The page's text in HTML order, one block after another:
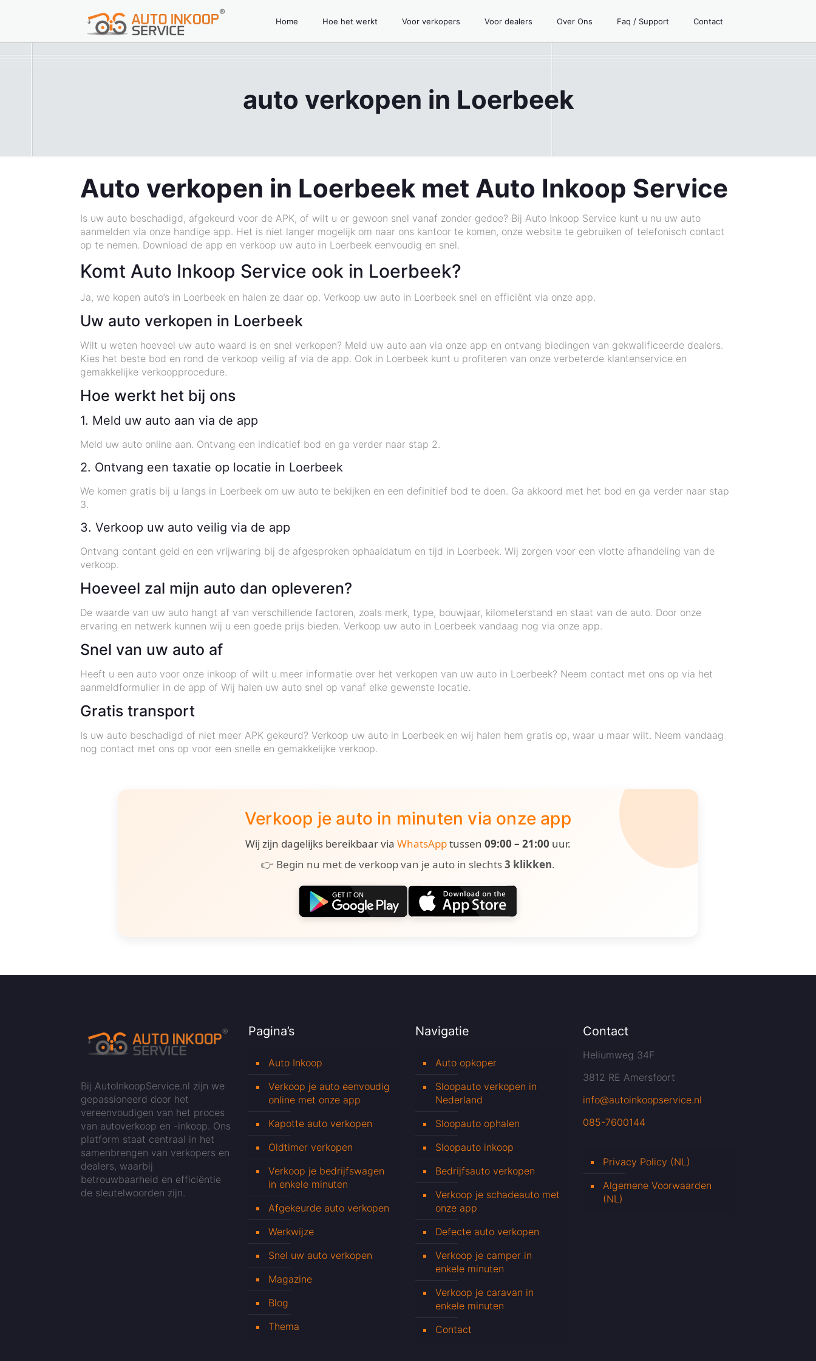
Home Hoe het werkt Voor verkopers Voor dealers Over Ons Faq / Support Contact
auto verkopen in Loerbeek
Auto verkopen in Loerbeek met Auto Inkoop Service
Is uw auto beschadigd, afgekeurd voor de APK, of wilt u er gewoon snel vanaf zonder gedoe? Bij Auto Inkoop Service kunt u nu uw auto
aanmelden via onze handige app. Het is niet langer mogelijk om naar ons kantoor te komen, onze website te gebruiken of telefonisch contact
op te nemen. Download de app en verkoop uw auto in Loerbeek eenvoudig en snel.
Komt Auto Inkoop Service ook in Loerbeek?
Ja, we kopen auto’s in Loerbeek en halen ze daar op. Verkoop uw auto in Loerbeek snel en efficiënt via onze app.
Uw auto verkopen in Loerbeek
Wilt u weten hoeveel uw auto waard is en snel verkopen? Meld uw auto aan via onze app en ontvang biedingen van gekwalificeerde dealers.
Kies het beste bod en rond de verkoop veilig af via de app. Ook in Loerbeek kunt u profiteren van onze verbeterde klantenservice en
gemakkelijke verkoopprocedure.
Hoe werkt het bij ons
1. Meld uw auto aan via de app
Meld uw auto online aan. Ontvang een indicatief bod en ga verder naar stap 2.
2. Ontvang een taxatie op locatie in Loerbeek
We komen gratis bij u langs in Loerbeek om uw auto te bekijken en een definitief bod te doen. Ga akkoord met het bod en ga verder naar stap
3.
3. Verkoop uw auto veilig via de app
Ontvang contant geld en een vrijwaring bij de afgesproken ophaaldatum en tijd in Loerbeek. Wij zorgen voor een vlotte afhandeling van de
verkoop.
Hoeveel zal mijn auto dan opleveren?
De waarde van uw auto hangt af van verschillende factoren, zoals merk, type, bouwjaar, kilometerstand en staat van de auto. Door onze
ervaring en netwerk kunnen wij u een goede prijs bieden. Verkoop uw auto in Loerbeek vandaag nog via onze app.
Snel van uw auto af
Heeft u een auto voor onze inkoop of wilt u meer informatie over het verkopen van uw auto in Loerbeek? Neem contact met ons op via het
aanmeldformulier in de app of Wij halen uw auto snel op vanaf elke gewenste locatie.
Gratis transport
Is uw auto beschadigd of niet meer APK gekeurd? Verkoop uw auto in Loerbeek en wij halen hem gratis op, waar u maar wilt. Neem vandaag
nog contact met ons op voor een snelle en gemakkelijke verkoop.
Verkoop je auto in minuten via onze app
Wij zijn dagelijks bereikbaar via WhatsApptussen 09:00 – 21:00 uur.
👉 Begin nu met de verkoop van je auto in slechts3 klikken.
Bij AutoInkoopService.nl zijn we
gepassioneerd door het
vereenvoudigen van het proces
van autoverkoop en -inkoop. Ons
platform staat centraal in het
samenbrengen van verkopers en
dealers, waarbij
betrouwbaarheid en efficiëntie
de sleutelwoorden zijn.
Pagina’s
Auto Inkoop
Verkoop je auto eenvoudig
online met onze app
Kapotte auto verkopen
Oldtimer verkopen
Verkoop je bedrijfswagen
in enkele minuten
Afgekeurde auto verkopen
Werkwijze
Snel uw auto verkopen
Magazine
Blog
Thema
Navigatie
Auto opkoper
Sloopauto verkopen in
Nederland
Sloopauto ophalen
Sloopauto inkoop
Bedrijfsauto verkopen
Verkoop je schadeauto met
onze app
Defecte auto verkopen
Verkoop je camper in
enkele minuten
Verkoop je caravan in
enkele minuten
Contact
Contact
Heliumweg 34F
3812 RE Amersfoort
info@autoinkoopservice.nl
085-7600144
Privacy Policy (NL)
Algemene Voorwaarden
(NL)